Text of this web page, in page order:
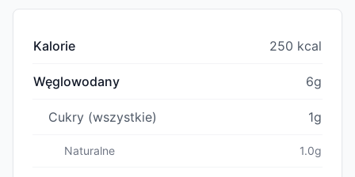
Kalorie 250 kcal
Węglowodany 6g
Cukry (wszystkie) 1g
Naturalne 1.0g